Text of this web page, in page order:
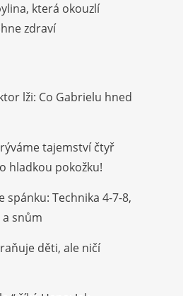
která okouzlí
zdraví
lži: Co Gabrielu hned
tajemství čtyř
hladkou pokožku!
Technika 4-7-8,
snům
děti, ale ničí